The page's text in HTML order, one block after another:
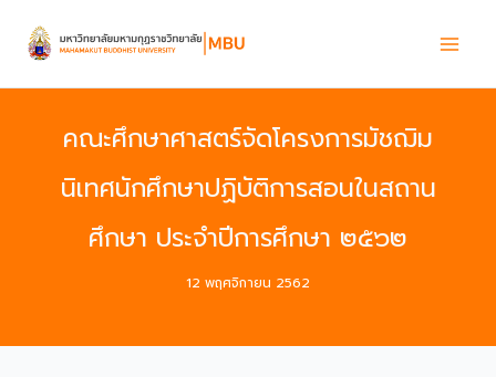
content
คณะศึกษาศาสตร์จัดโครงการมัชฌิม
นิเทศนักศึกษาปฏิบัติการสอนในสถาน
ศึกษา ประจำปีการศึกษา ๒๕๖๒
12 พฤศจิกายน 2562